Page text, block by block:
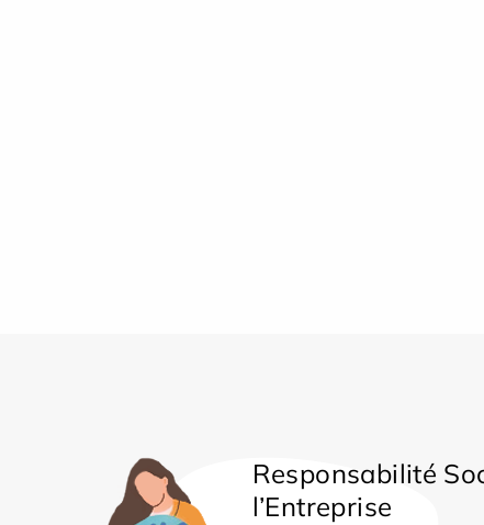
Responsabilité
l’Entreprise